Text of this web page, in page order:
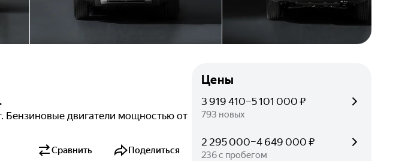
Бензиновые двигатели мощностью от
Сравнить Поделиться
Цены
3 919 410–5 101 000 ₽
793 новых
2 295 000–4 649 000 ₽
236 с пробегом